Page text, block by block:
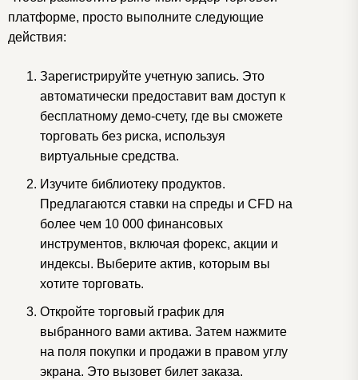
платформе, просто выполните следующие
действия:
Зарегистрируйте учетную запись. Это
автоматически предоставит вам доступ к
бесплатному демо-счету, где вы сможете
торговать без риска, используя
виртуальные средства.
Изучите библиотеку продуктов.
Предлагаются ставки на спреды и CFD на
более чем 10 000 финансовых
инструментов, включая форекс, акции и
индексы. Выберите актив, которым вы
хотите торговать.
Откройте торговый график для
выбранного вами актива. Затем нажмите
на поля покупки и продажи в правом углу
экрана. Это вызовет билет заказа.